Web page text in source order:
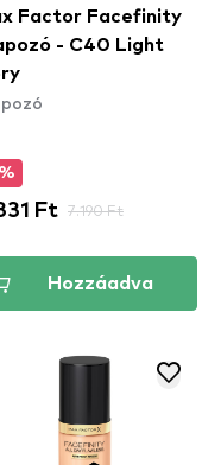
Factor Facefinity
- C40 Light
Ft 7.190 Ft
Hozzáadva